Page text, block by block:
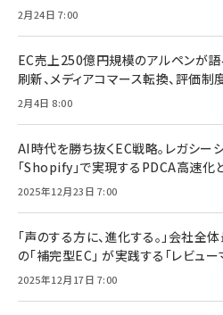
2月24日 7:00
EC売上250億円規模のアルペンが
刷新、メディアコマース転換、評価制
2月4日 8:00
AI時代を勝ち抜くEC戦略。レガシー
「Shopify」で実現するPDCA高速化
2025年12月23日 7:00
「声のする方に、進化する。」会社全
の「補完型EC」 が実践する「レビュ
2025年12月17日 7:00